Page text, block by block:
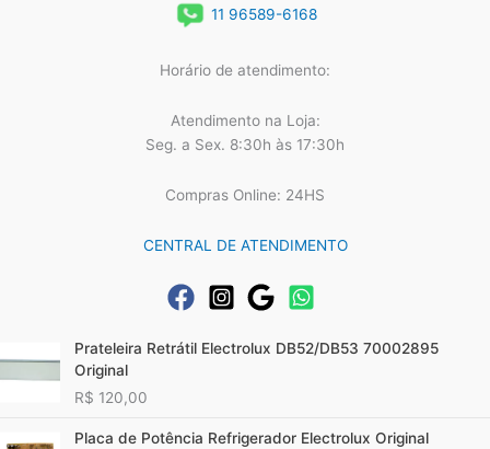
11 96589-6168
Horário de atendimento:
Atendimento na Loja:
Seg. a Sex. 8:30h às 17:30h
Compras Online: 24HS
CENTRAL DE ATENDIMENTO
Prateleira Retrátil Electrolux DB52/DB53 70002895
Original
R$ 120,00
Placa de Potência Refrigerador Electrolux Original